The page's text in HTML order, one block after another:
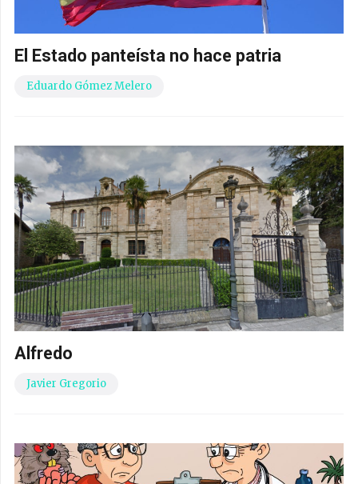
El Estado panteísta no hace patria
Eduardo Gómez Melero
Alfredo
Javier Gregorio